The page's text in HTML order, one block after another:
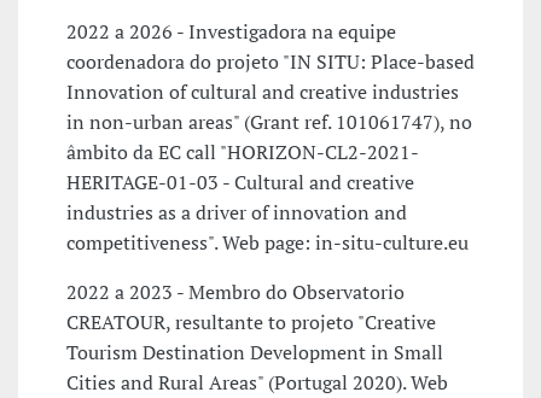
2022 a 2026 - Investigadora na equipe
coordenadora do projeto "IN SITU: Place-based
Innovation of cultural and creative industries
in non-urban areas" (Grant ref. 101061747), no
âmbito da EC call "HORIZON-CL2-2021-
HERITAGE-01-03 - Cultural and creative
industries as a driver of innovation and
competitiveness". Web page: in-situ-culture.eu
2022 a 2023 - Membro do Observatorio
CREATOUR, resultante to projeto "Creative
Tourism Destination Development in Small
Cities and Rural Areas" (Portugal 2020). Web